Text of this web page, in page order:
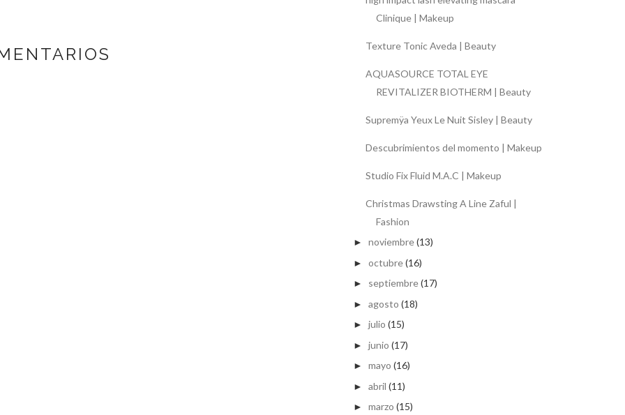
Clinique | Makeup
Texture Tonic Aveda | Beauty
AQUASOURCE TOTAL EYE
REVITALIZER BIOTHERM | Beauty
Supremÿa Yeux Le Nuit Sisley | Beauty
Descubrimientos del momento | Makeup
Studio Fix Fluid M.A.C | Makeup
Christmas Drawsting A Line Zaful |
Fashion
► noviembre(13)
► octubre(16)
► septiembre(17)
► agosto (18)
► julio (15)
► junio (17)
► mayo (16)
► abril (11)
► marzo (15)